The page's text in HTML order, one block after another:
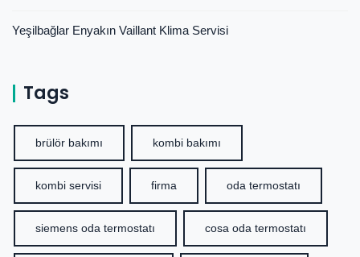
Yeşilbağlar Enyakın Vaillant Klima Servisi
Tags
brülör bakımı kombi bakımı
kombi servisi firma oda termostatı
siemens oda termostatı cosa oda termostatı